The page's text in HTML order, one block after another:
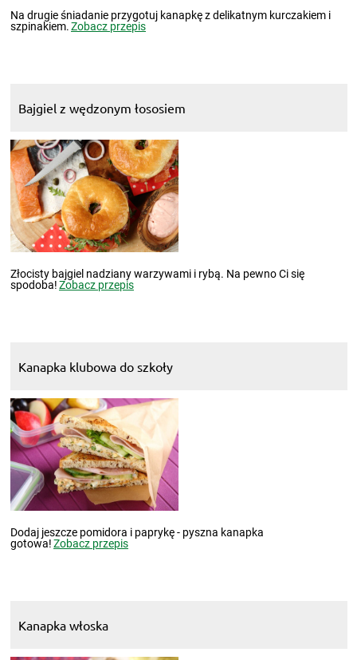
Na drugie śniadanie przygotuj kanapkę z delikatnym kurczakiem i
szpinakiem.Zobacz przepis
Bajgiel z wędzonym łososiem
Złocisty bajgiel nadziany warzywami i rybą. Na pewno Ci się
spodoba!Zobacz przepis
Kanapka klubowa do szkoły
Dodaj jeszcze pomidora i paprykę - pyszna kanapka
gotowa!Zobacz przepis
Kanapka włoska